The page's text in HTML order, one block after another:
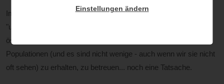
Im Winter sind die Tage einfach kürzer... eine Tatsache. In
"unserem" Wald leben Tiere... auch eine Tatsache. Die
österreichische Jägerschaft ist dafür zuständig, diese
Populationen (und es sind nicht wenige - auch wenn wir sie nicht
oft sehen) zu erhalten, zu betreuen... noch eine Tatsache.
Einstellungen ändern